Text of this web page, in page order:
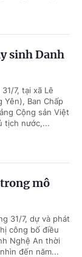
sinh Danh
7, tại xã Lê
Ban Chấp
Cộng sản Việt
tịch nước,...
mô
31/7, dự và phát
công bố điều
Nghệ An thời
đến năm...